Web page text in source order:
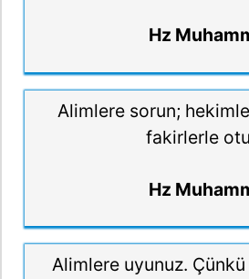
Hz
Alimlere sorun;
fakirlerle
Hz
Alimlere uyunuz. Çünkü